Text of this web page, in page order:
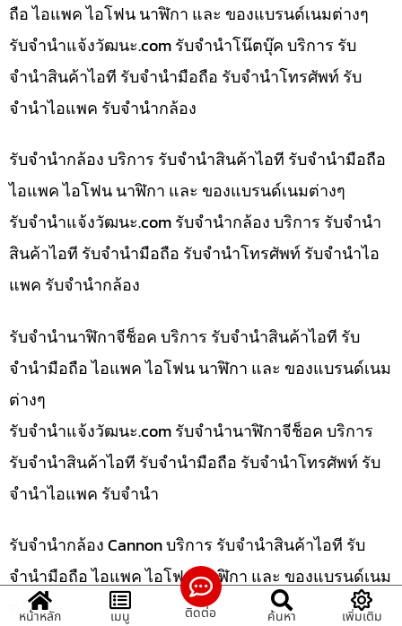
ถือ ไอแพค ไอโฟน นาฬิกา และ ของแบรนด์เนมต่างๆ
รับจํานําแจ้งวัฒนะ.com รับจำนำโน๊ตบุ๊ค บริการ รับ
จำนำสินค้าไอที รับจำนำมือถือ รับจำนำโทรศัพท์ รับ
จำนำไอแพค รับจำนำกล้อง
รับจำนำกล้อง บริการ รับจำนำสินค้าไอที รับจำนำมือถือ
ไอแพค ไอโฟน นาฬิกา และ ของแบรนด์เนมต่างๆ
รับจํานําแจ้งวัฒนะ.com รับจำนำกล้อง บริการ รับจำนำ
สินค้าไอที รับจำนำมือถือ รับจำนำโทรศัพท์ รับจำนำไอ
แพค รับจำนำกล้อง
รับจำนำนาฬิกาจีช็อค บริการ รับจำนำสินค้าไอที รับ
จำนำมือถือ ไอแพค ไอโฟน นาฬิกา และ ของแบรนด์เนม
ต่างๆ
รับจํานําแจ้งวัฒนะ.com รับจำนำนาฬิกาจีช็อค บริการ
รับจำนำสินค้าไอที รับจำนำมือถือ รับจำนำโทรศัพท์ รับ
จำนำไอแพค รับจำนำ
รับจำนำกล้อง Cannon บริการ รับจำนำสินค้าไอที รับ
จำนำมือถือ ไอแพค ไอโฟน นาฬิกา และ ของแบรนด์เนม
ต่างๆ
หน้าหลัก เมนู ติดต่อ ค้นหา เพิ่มเติม